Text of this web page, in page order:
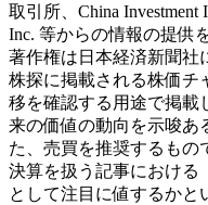
取引所、China Investment
Inc. 等からの情報の提供
著作権は日本経済新聞社
株探に掲載される株価チ
移を確認する用途で掲載
来の価値の動向を示唆あ
た、売買を推奨するもの
決算を扱う記事における
として注目に値するかと